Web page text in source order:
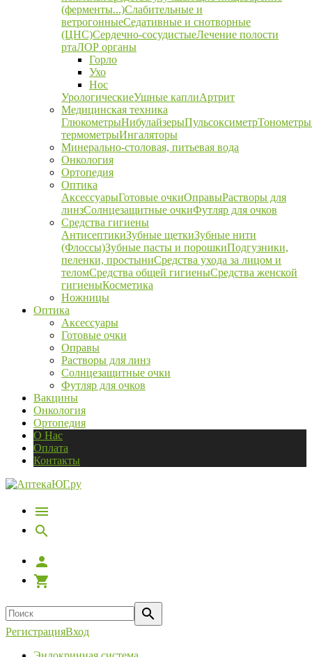
(ферменты...)Слабительные и
ветрогонныеСедативные и снотворные
(ЦНС)Сердечно-сосудистыеЛечение полости
ртаЛОР органы
Горло
Ухо
Нос
УрологическиеУшные каплиАртрит
Медицинская техника
ГлюкометрыНибулайзерыПульсоксиметрТонометры
термометрыИнгаляторы
Минерально-столовая, питьевая вода
Онкология
Ортопедия
Оптика
АксессуарыГотовые очкиОправыРастворы для
линзСолнцезащитные очкиФутляр для очков
Средства гигиены
АнтисептикиЗубные щеткиЗубные нити
(Флоссы)Зубные пасты и порошкиПодгузники,
пеленки, простыниСредства ухода за лицом и
теломСредства общей гигиеныСредства женской
гигиеныКосметика
Ножницы
Оптика
Аксессуары
Готовые очки
Оправы
Растворы для линз
Солнцезащитные очки
Футляр для очков
Вакцины
Онкология
Ортопедия
О Нас
Оплата
Контакты
РегистрацияВход